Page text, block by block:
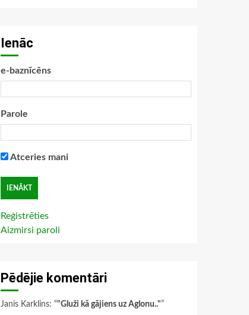
Ienāc
e-baznīcēns
Parole
Atceries mani
Reģistrēties
Aizmirsi paroli
Pēdējie komentāri
Janis Karklins: “"Gluži kā gājiens uz Aglonu.."”